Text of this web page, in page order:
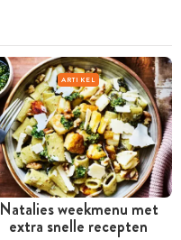
ARTIKEL
Natalies weekmenu met
extra snelle recepten